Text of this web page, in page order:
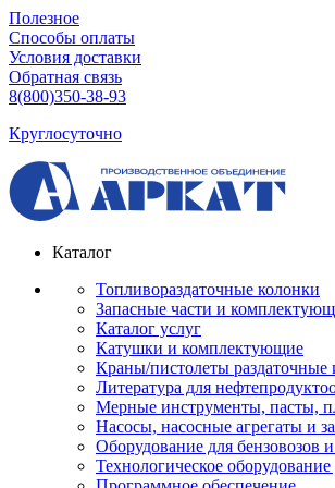
Полезное
Способы оплаты
Условия доставки
Обратная связь
8(800)350-38-93
Круглосуточно
Каталог
Топливораздаточные колонки
Запасные части и
Каталог услуг
Катушки и комплектующие
Краны/пистолеты раздаточные
Литература для
Мерные инструменты, пасты,
Насосы, насосные агрегаты и
Оборудование для бензовозов
Технологическое